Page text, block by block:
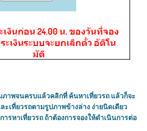
ภาพจนครบแล้วคลิกที่ ค้นหาเที่ยวรถ แล้วก็จะ
ะเที่ยวรถตามรูปภาพข้างล่าง ง่ายนิดเดียว
ารหาเที่ยวรถ ถ้าต้องการจองให้ดำเนินการต่อ